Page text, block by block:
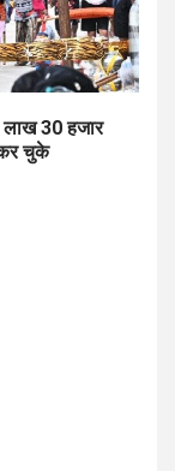
30 हजार
चुके